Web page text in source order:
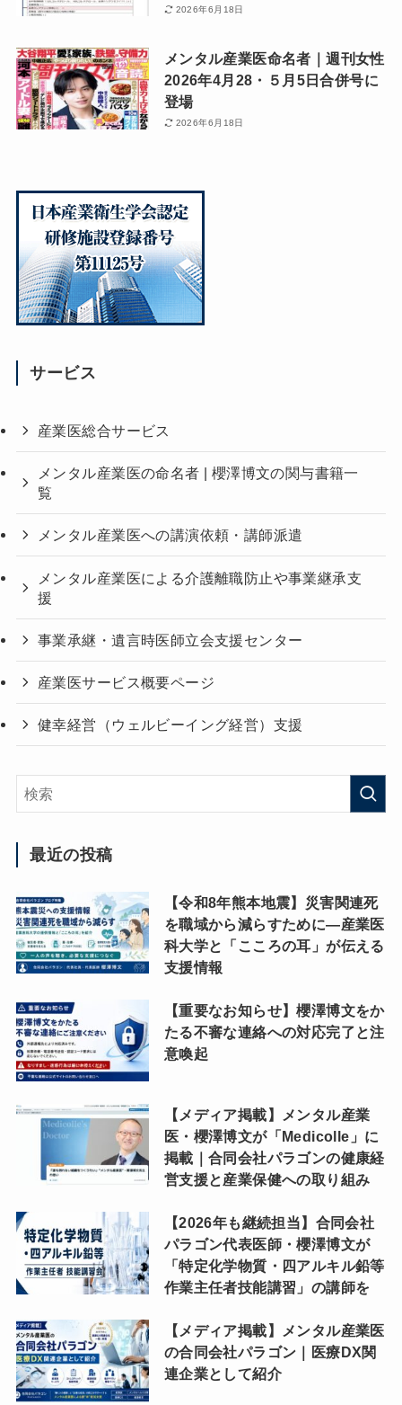
2026年6月18日
メンタル産業医命名者｜週刊女性
2026年4月28・５月5日合併号に
登場
2026年6月18日
サービス
産業医総合サービス
メンタル産業医の命名者 | 櫻澤博文の関与書籍一
覧
メンタル産業医への講演依頼・講師派遣
メンタル産業医による介護離職防止や事業継承支
援
事業承継・遺言時医師立会支援センター
産業医サービス概要ページ
健幸経営（ウェルビーイング経営）支援
最近の投稿
【令和8年熊本地震】災害関連死
を職域から減らすために―産業医
科大学と「こころの耳」が伝える
支援情報
【重要なお知らせ】櫻澤博文をか
たる不審な連絡への対応完了と注
意喚起
【メディア掲載】メンタル産業
医・櫻澤博文が「Medicolle」に
掲載｜合同会社パラゴンの健康経
営支援と産業保健への取り組み
【2026年も継続担当】合同会社
パラゴン代表医師・櫻澤博文が
「特定化学物質・四アルキル鉛等
作業主任者技能講習」の講師を
【メディア掲載】メンタル産業医
の合同会社パラゴン｜医療DX関
連企業として紹介